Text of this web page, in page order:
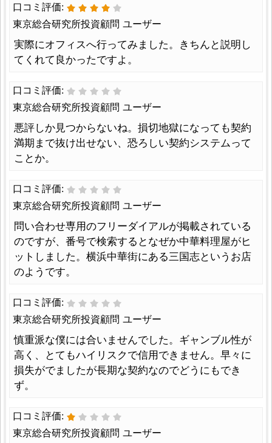
口コミ評価:
東京総合研究所投資顧問 ユーザー
実際にオフィスへ行ってみました。きちんと説明し
てくれて良かったですよ。
口コミ評価:
東京総合研究所投資顧問 ユーザー
悪評しか見つからないね。損切地獄になっても契約
満期まで抜け出せない、恐ろしい契約システムって
ことか。
口コミ評価:
東京総合研究所投資顧問 ユーザー
問い合わせ専用のフリーダイアルが掲載されている
のですが、番号で検索するとなぜか中華料理屋がヒ
ットしました。横浜中華街にある三国志というお店
のようです。
口コミ評価:
東京総合研究所投資顧問 ユーザー
慎重派な僕には合いませんでした。ギャンブル性が
高く、とてもハイリスクで信用できません。早々に
損失がでましたが長期な契約なのでどうにもでき
ず。
口コミ評価:
東京総合研究所投資顧問 ユーザー